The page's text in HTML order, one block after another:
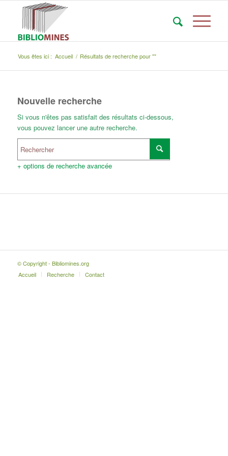
Vous êtes ici : Accueil / Résultats de recherche pour ""
Nouvelle recherche
Si vous n'êtes pas satisfait des résultats ci-dessous,
vous pouvez lancer une autre recherche.
+ options de recherche avancée
© Copyright - Bibliomines.org
Accueil
Recherche Contact